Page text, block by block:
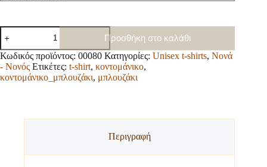
Unisex
shirt
ποσότητα
Προσθήκη στο καλάθι
Κωδικός προϊόντος: 00080 Κατηγορίες: Unisex t-shirts, Νονά
- Νονός Ετικέτες: t-shirt, κοντομάνικο,
κοντομάνικο_μπλουζάκι, μπλουζάκι
Περιγραφή